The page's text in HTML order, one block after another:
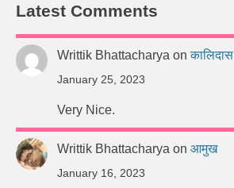
Latest Comments
Writtik Bhattacharya onकालिदास
January 25, 2023
Very Nice.
Writtik Bhattacharya on आमुख
January 16, 2023